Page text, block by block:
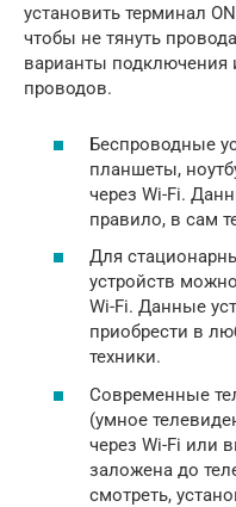
установить терминал
чтобы не тянуть
варианты подключения
проводов.
Беспроводные
планшеты,
через Wi-Fi.
правило, в сам
Для
устройств
Wi-Fi. Данные
приобрести в
техники.
Современные
(умное
через Wi-Fi или
заложена до
смотреть,